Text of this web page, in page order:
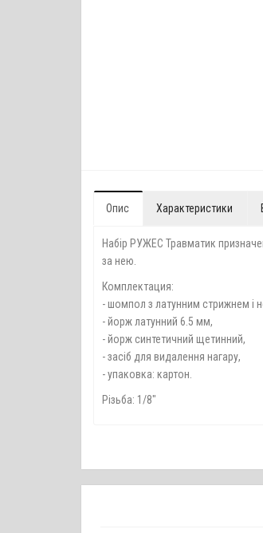
Опис Характеристики
Набір РУЖЕС Травматик
за нею.
Комплектация:
- шомпол з латунним стрижнем
- йорж латунний 6.5 мм,
- йорж синтетичний щетинний,
- засіб для видалення нагару,
- упаковка: картон.
Різьба: 1/8"